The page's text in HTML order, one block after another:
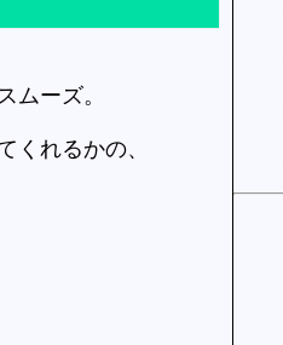
ムーズ。
くれるかの、